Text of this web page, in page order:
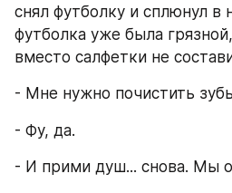
снял футболку и сплюнул в
футболка уже была
вместо салфетки не
- Мне нужно почистить
- Фу, да.
- И прими душ... снова. Мы